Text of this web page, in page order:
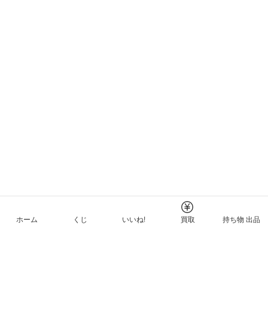
ホーム くじ いいね! 買取 持ち物 出品